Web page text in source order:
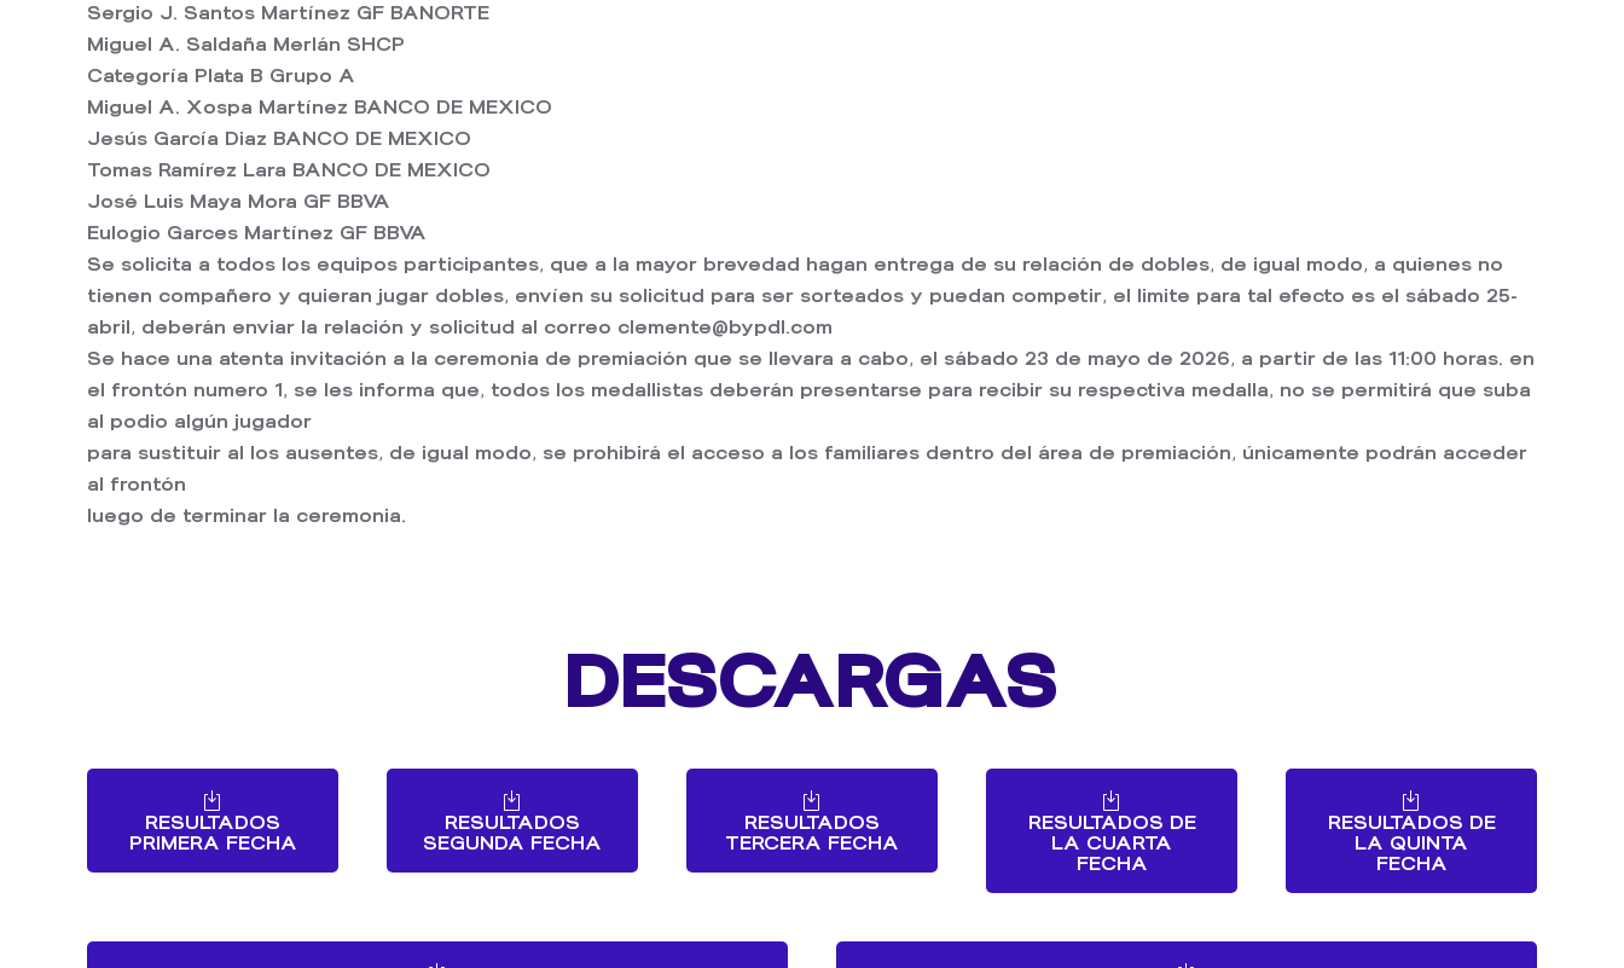
Sergio J. Santos Martínez GF BANORTE
Miguel A. Saldaña Merlán SHCP
Categoría Plata B Grupo A
Miguel A. Xospa Martínez BANCO DE MEXICO
Jesús García Diaz BANCO DE MEXICO
Tomas Ramírez Lara BANCO DE MEXICO
José Luis Maya Mora GF BBVA
Eulogio Garces Martínez GF BBVA
Se solicita a todos los equipos participantes, que a la mayor brevedad hagan entrega de su relación de dobles, de igual modo, a quienes no
tienen compañero y quieran jugar dobles, envíen su solicitud para ser sorteados y puedan competir, el limite para tal efecto es el sábado 25-
abril, deberán enviar la relación y solicitud al correo clemente@bypdl.com
Se hace una atenta invitación a la ceremonia de premiación que se llevara a cabo, el sábado 23 de mayo de 2026, a partir de las 11:00 horas. en
el frontón numero 1, se les informa que, todos los medallistas deberán presentarse para recibir su respectiva medalla, no se permitirá que suba
al podio algún jugador
para sustituir al los ausentes, de igual modo, se prohibirá el acceso a los familiares dentro del área de premiación, únicamente podrán acceder
al frontón
luego de terminar la ceremonia.
DESCARGAS
RESULTADOS
PRIMERA FECHA
RESULTADOS
SEGUNDA FECHA
RESULTADOS
TERCERA FECHA
RESULTADOS DE
LA CUARTA
FECHA
RESULTADOS DE
LA QUINTA
FECHA